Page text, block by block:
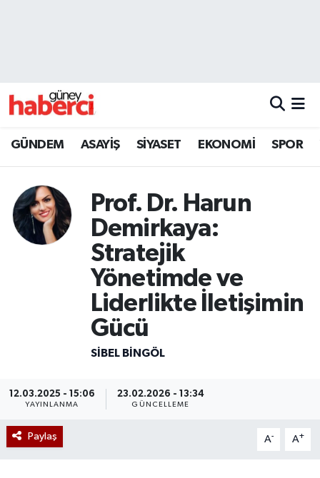
GÜNDEM ASAYİŞ SİYASET EKONOMİ SPOR
Prof. Dr. Harun
Demirkaya:
Stratejik
Yönetimde ve
Liderlikte İletişimin
Gücü
SIBEL BINGÖL
12.03.2025 - 15:06
YAYINLANMA
23.02.2026 - 13:34
GÜNCELLEME
Paylaş A- A+
Beyoğlu Trafik Yoğunluk Haritası
Son Dakika Haberleri
Haber Arşivi